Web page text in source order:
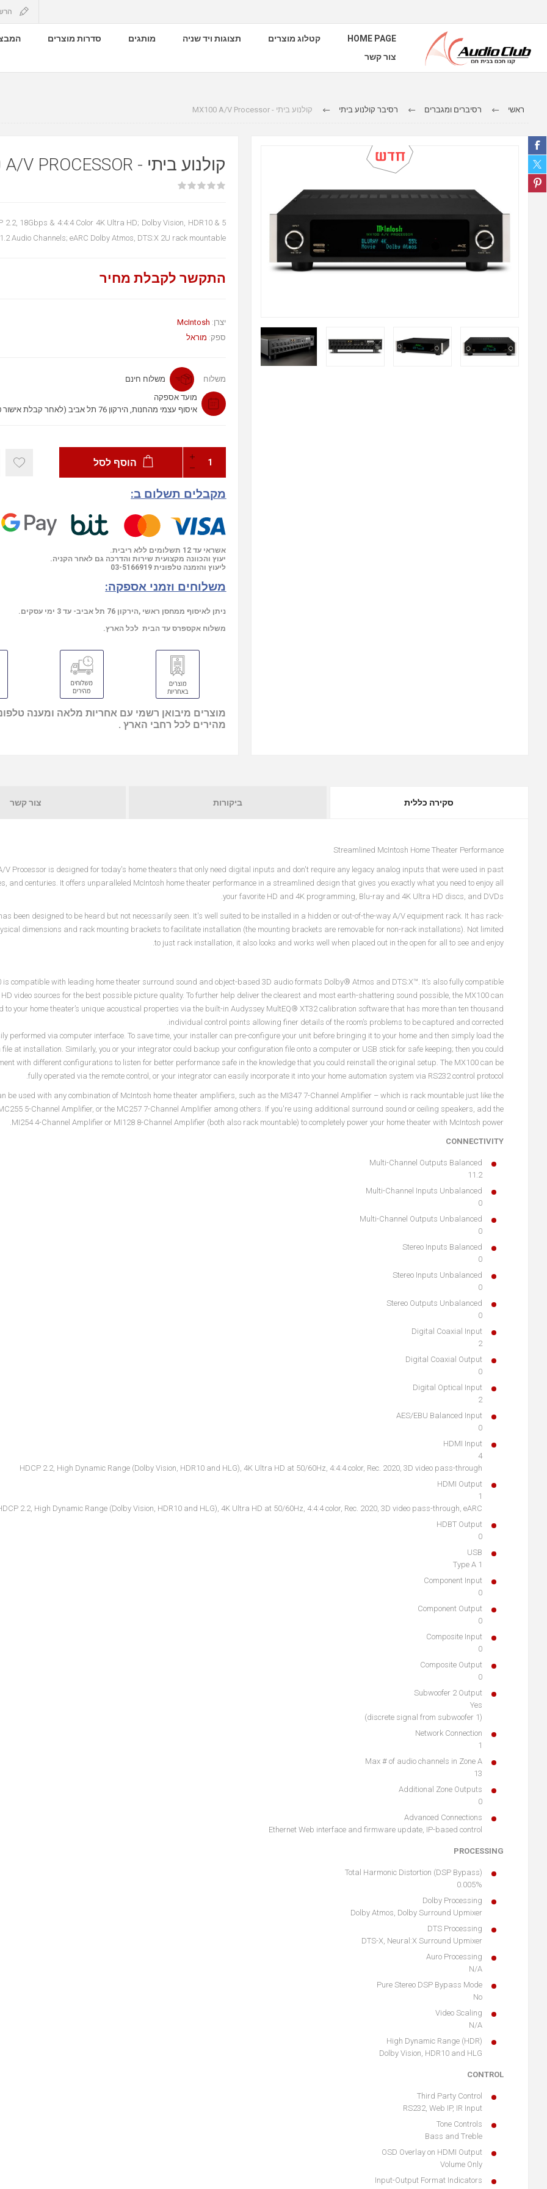
HOME PAGE קטלוג מוצרים תצוגות ויד שניה מותגים סדרות מוצרים
צור קשר
ראשי רסיברים ומגברים רסיבר קולנוע ביתי קולנוע ביתי - MX100 A/V Processor
קולנוע ביתי - MX100 A/V PROCESSOR
2.2, 18Gbps & 4:4:4 Color 4K Ultra HD; Dolby Vision, HDR10 &
Audio Channels; eARC Dolby Atmos, DTS:X 2U rack mountable
התקשר לקבלת מחיר
יצרן: McIntosh
ספק: מוראל
משלוח
משלוח חינם
מועד אספקה
איסוף עצמי מהחנות, הירקון 76 תל אביב (לאחר קבלת אישור טלפוני)
הוסף לסל
מקבלים תשלום ב:
אשראי עד 12 תשלומים ללא ריבית.
יעוץ והכוונה מקצועית שירות והדרכה גם לאחר הקניה.
ליעוץ והזמנה טלפונית 03-5166919
משלוחים וזמני אספקה:
ניתן לאיסוף ממחסן ראשי ,הירקון 76 תל אביב- עד 3 ימי עסקים.
משלוח אקספרס עד הבית לכל הארץ.
מוצרים מיבואן רשמי עם אחריות מלאה ומענה
מהירים לכל רחבי הארץ .
סקירה כללית ביקורות צור קשר
Streamlined McIntosh Home Theater Performance
V Processor is designed for today's home theaters that only need digital inputs and don't require any legacy analog inputs that were used in past
and centuries. It offers unparalleled McIntosh home theater performance in a streamlined design that gives you exactly what you need to enjoy all
your favorite HD and 4K programming, Blu-ray and 4K Ultra HD discs, and DVDs.
been designed to be heard but not necessarily seen. It's well suited to be installed in a hidden or out-of-the-way A/V equipment rack. It has rack-
dimensions and rack mounting brackets to facilitate installation (the mounting brackets are removable for non-rack installations). Not limited
to just rack installation, it also looks and works well when placed out in the open for all to see and enjoy.
is compatible with leading home theater surround sound and object-based 3D audio formats Dolby® Atmos and DTS:X™. It’s also fully compatible
video sources for the best possible picture quality. To further help deliver the clearest and most earth-shattering sound possible, the MX100 can
to your home theater’s unique acoustical properties via the built-in Audyssey MultEQ® XT32 calibration software that has more than ten thousand
individual control points allowing finer details of the room’s problems to be captured and corrected.
performed via computer interface. To save time, your installer can pre-configure your unit before bringing it to your home and then simply load the
at installation. Similarly, you or your integrator could backup your configuration file onto a computer or USB stick for safe keeping; then you could
with different configurations to listen for better performance safe in the knowledge that you could reinstall the original setup. The MX100 can be
fully operated via the remote control, or your integrator can easily incorporate it into your home automation system via RS232 control protocol.
be used with any combination of McIntosh home theater amplifiers, such as the MI347 7-Channel Amplifier – which is rack mountable just like the
5-Channel Amplifier, or the MC257 7-Channel Amplifier among others. If you're using additional surround sound or ceiling speakers, add the
MI254 4-Channel Amplifier or MI128 8-Channel Amplifier (both also rack mountable) to completely power your home theater with McIntosh power.
CONNECTIVITY
Multi-Channel Outputs Balanced
11.2
Multi-Channel Inputs Unbalanced
0
Multi-Channel Outputs Unbalanced
0
Stereo Inputs Balanced
0
Stereo Inputs Unbalanced
0
Stereo Outputs Unbalanced
0
Digital Coaxial Input
2
Digital Coaxial Output
0
Digital Optical Input
2
AES/EBU Balanced Input
0
HDMI Input
4
HDCP 2.2, High Dynamic Range (Dolby Vision, HDR10 and HLG), 4K Ultra HD at 50/60Hz, 4:4:4 color, Rec. 2020, 3D video pass-through
HDMI Output
1
2.2, High Dynamic Range (Dolby Vision, HDR10 and HLG), 4K Ultra HD at 50/60Hz, 4:4:4 color, Rec. 2020, 3D video pass-through, eARC
HDBT Output
0
USB
1 Type A
Component Input
0
Component Output
0
Composite Input
0
Composite Output
0
Subwoofer 2 Output
Yes
(discrete signal from subwoofer 1)
Network Connection
1
Max # of audio channels in Zone A
13
Additional Zone Outputs
0
Advanced Connections
Ethernet Web interface and firmware update, IP-based control
PROCESSING
Total Harmonic Distortion (DSP Bypass)
0.005%
Dolby Processing
Dolby Atmos, Dolby Surround Upmixer
DTS Processing
DTS-X, Neural:X Surround Upmixer
Auro Processing
N/A
Pure Stereo DSP Bypass Mode
No
Video Scaling
N/A
High Dynamic Range (HDR)
Dolby Vision, HDR10 and HLG
CONTROL
Third Party Control
RS232, Web IP, IR Input
Tone Controls
Bass and Treble
OSD Overlay on HDMI Output
Volume Only
Input-Output Format Indicators